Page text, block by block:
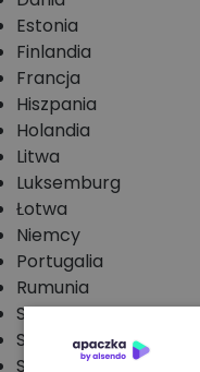
Estonia
Finlandia
Francja
Hiszpania
Holandia
Litwa
Luksemburg
Łotwa
Niemcy
Portugalia
Rumunia
Słowacja
Słowenia
Szwecja